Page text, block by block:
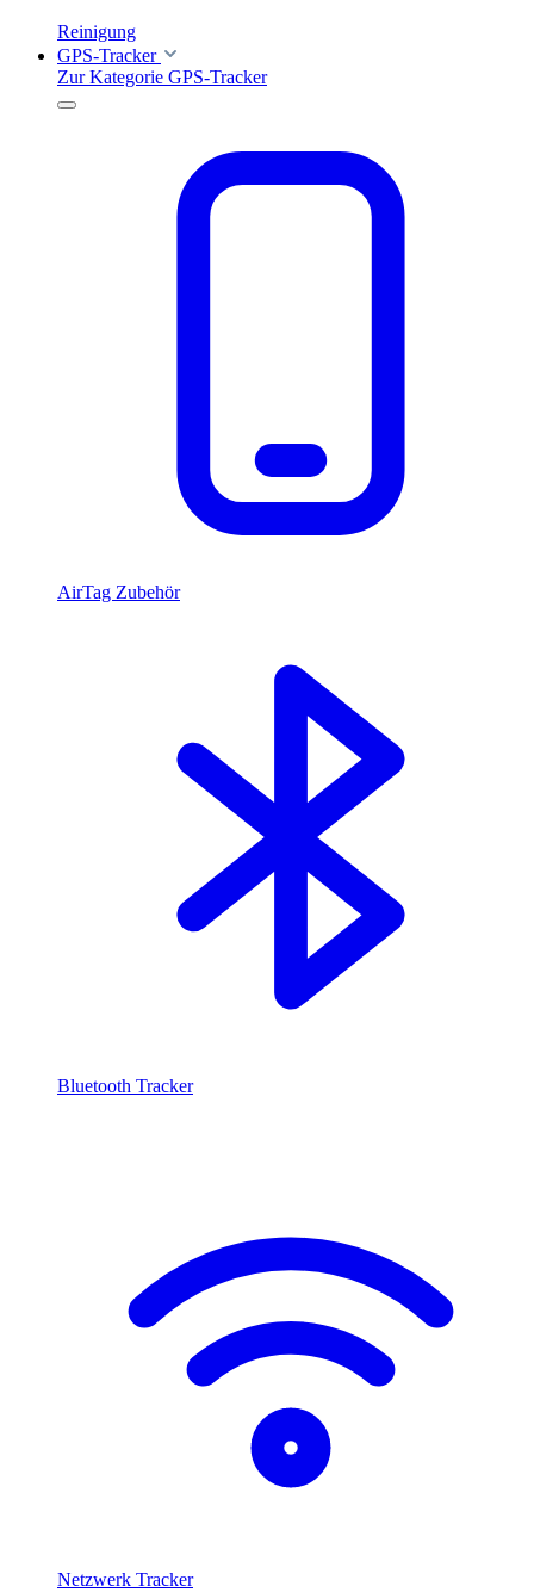
Reinigung
GPS-Tracker
Zur Kategorie GPS-Tracker
AirTag Zubehör
Bluetooth Tracker
Netzwerk Tracker